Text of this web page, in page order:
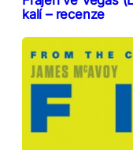
kalí – recenze